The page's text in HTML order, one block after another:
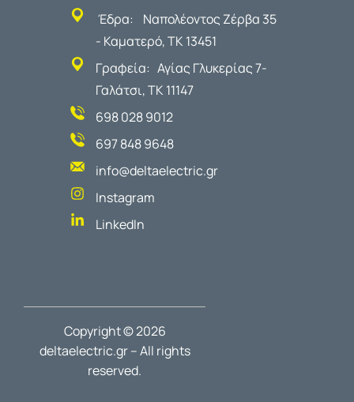
Έδρα: Ναπολέοντος Ζέρβα 35
- Καματερό, ΤΚ 13451
Γραφεία: Αγίας Γλυκερίας 7-
Γαλάτσι, ΤΚ 11147
698 028 9012
697 848 9648
info@deltaelectric.gr
Instagram
LinkedIn
Copyright © 2026
deltaelectric.gr – All rights
reserved.